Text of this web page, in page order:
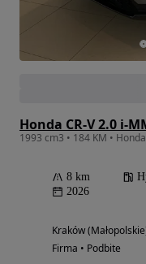
Honda CR-V 2.0 i-
8 km
2026
Kraków
Firma • Podbite